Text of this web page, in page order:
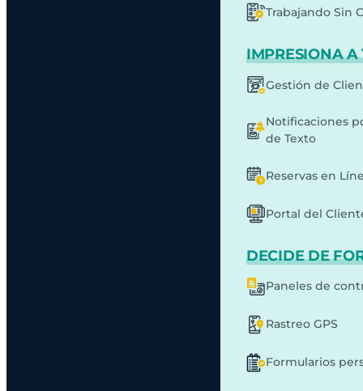
Trabajando Sin
IMPRESIONA A
Gestión de
Notificaciones
de Texto
Reservas en
Portal del
DECIDE DE
Paneles de
Rastreo GPS
Formularios